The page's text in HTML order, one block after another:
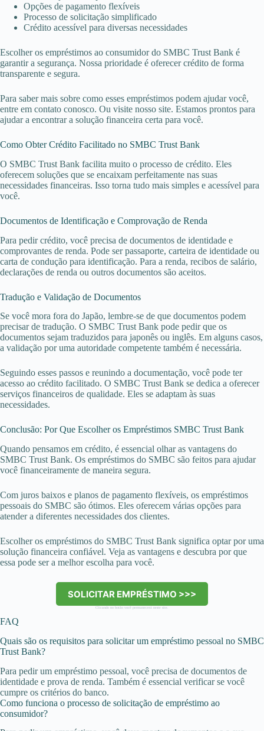
Opções de pagamento flexíveis
Processo de solicitação simplificado
Crédito acessível para diversas necessidades
Escolher os empréstimos ao consumidor do SMBC Trust Bank é
garantir a segurança. Nossa prioridade é oferecer crédito de forma
transparente e segura.
Para saber mais sobre como esses empréstimos podem ajudar você,
entre em contato conosco. Ou visite nosso site. Estamos prontos para
ajudar a encontrar a solução financeira certa para você.
Como Obter Crédito Facilitado no SMBC Trust Bank
O SMBC Trust Bank facilita muito o processo de crédito. Eles
oferecem soluções que se encaixam perfeitamente nas suas
necessidades financeiras. Isso torna tudo mais simples e acessível para
você.
Documentos de Identificação e Comprovação de Renda
Para pedir crédito, você precisa de documentos de identidade e
comprovantes de renda. Pode ser passaporte, carteira de identidade ou
carta de condução para identificação. Para a renda, recibos de salário,
declarações de renda ou outros documentos são aceitos.
Tradução e Validação de Documentos
Se você mora fora do Japão, lembre-se de que documentos podem
precisar de tradução. O SMBC Trust Bank pode pedir que os
documentos sejam traduzidos para japonês ou inglês. Em alguns casos,
a validação por uma autoridade competente também é necessária.
Seguindo esses passos e reunindo a documentação, você pode ter
acesso ao crédito facilitado. O SMBC Trust Bank se dedica a oferecer
serviços financeiros de qualidade. Eles se adaptam às suas
necessidades.
Conclusão: Por Que Escolher os Empréstimos SMBC Trust Bank
Quando pensamos em crédito, é essencial olhar as vantagens do
SMBC Trust Bank. Os empréstimos do SMBC são feitos para ajudar
você financeiramente de maneira segura.
Com juros baixos e planos de pagamento flexíveis, os empréstimos
pessoais do SMBC são ótimos. Eles oferecem várias opções para
atender a diferentes necessidades dos clientes.
Escolher os empréstimos do SMBC Trust Bank significa optar por uma
solução financeira confiável. Veja as vantagens e descubra por que
essa pode ser a melhor escolha para você.
SOLICITAR EMPRÉSTIMO >>>
Clicando no botão você permanecerá neste site.
FAQ
Quais são os requisitos para solicitar um empréstimo pessoal no SMBC
Trust Bank?
Para pedir um empréstimo pessoal, você precisa de documentos de
identidade e prova de renda. Também é essencial verificar se você
cumpre os critérios do banco.
Como funciona o processo de solicitação de empréstimo ao
consumidor?